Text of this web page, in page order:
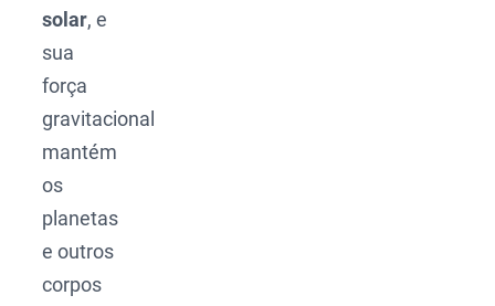
solar, e
sua
força
gravitacional
mantém
os
planetas
e outros
corpos